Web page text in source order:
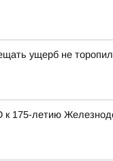
ущерб не
175-летию